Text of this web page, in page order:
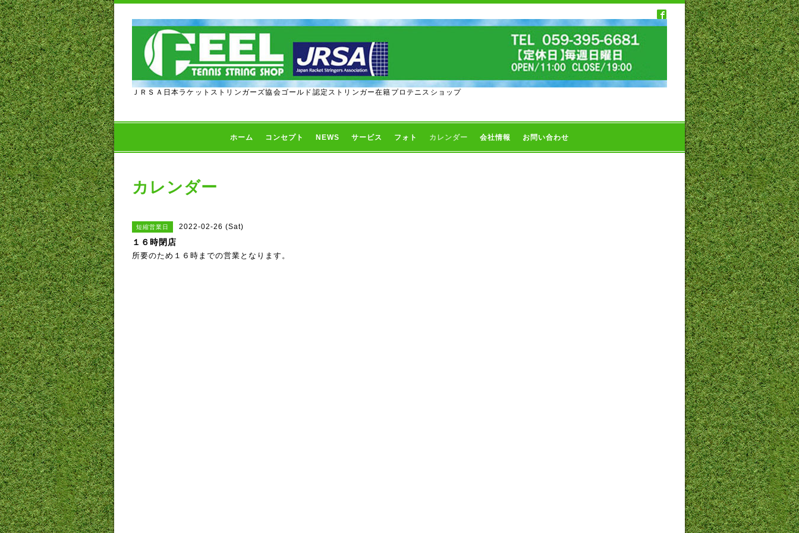
ＪＲＳＡ日本ラケットストリンガーズ協会ゴールド認定ストリンガー在籍プロテニスショップ
ホーム コンセプト NEWS サービス フォト カレンダー 会社情報 お問い合わせ
カレンダー
短縮営業日 2022-02-26 (Sat)
１６時閉店
所要のため１６時までの営業となります。